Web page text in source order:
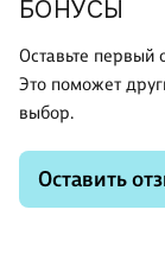
БОНУСЫ
Оставьте первый
Это поможет
выбор.
Оставить